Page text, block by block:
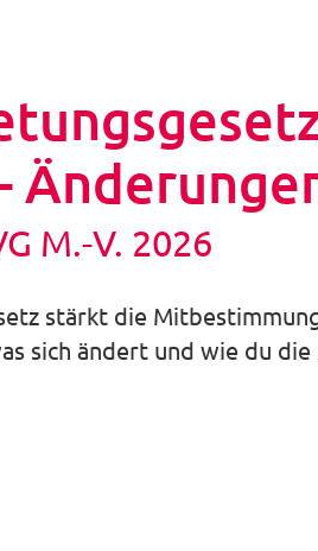
M.-V. 2026
stärkt die
sich ändert und wie du